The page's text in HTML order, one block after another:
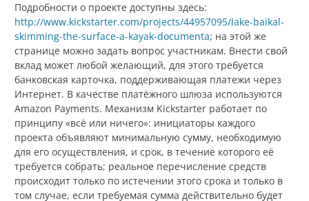
Подробности о проекте доступны здесь:
http://www.kickstarter.com/projects/44957095/lake-baikal-
skimming-the-surface-a-kayak-documenta; на этой же
странице можно задать вопрос участникам. Внести свой
вклад может любой желающий, для этого требуется
банковская карточка, поддерживающая платежи через
Интернет. В качестве платёжного шлюза используются
Amazon Payments. Механизм Kickstarter работает по
принципу «всё или ничего»: инициаторы каждого
проекта объявляют минимальную сумму, необходимую
для его осуществления, и срок, в течение которого её
требуется собрать; реальное перечисление средств
происходит только по истечении этого срока и только в
том случае, если требуемая сумма действительно будет